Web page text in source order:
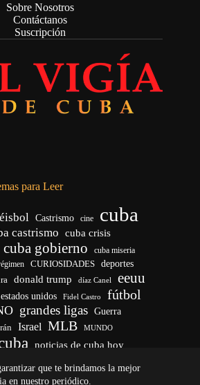
que te brindamos la mejor
en nuestro periódico.
Sobre Nosotros
Contáctanos
Suscripción
para Leer
Castrismo cine cuba
castrismo cuba crisis
cuba gobierno cuba miseria
CURIOSIDADES deportes
donald trump díaz Canel eeuu
estados unidos Fidel Castro fútbol
grandes ligas Guerra
Israel MLB MUNDO
noticias de cuba hoy
vida yankees